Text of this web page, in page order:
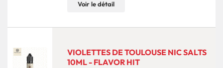
Voir le détail
VIOLETTES DE TOULOUSE NIC SALTS
10ML - FLAVOR HIT